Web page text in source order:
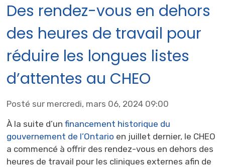
Des rendez-vous en dehors
des heures de travail pour
réduire les longues listes
d’attentes au CHEO
Posté sur mercredi, mars 06, 2024 09:00
À la suite d’unfinancement historique du
gouvernement de l’Ontario en juillet dernier, le CHEO
a commencé à offrir des rendez-vous en dehors des
heures de travail pour les cliniques externes afin de